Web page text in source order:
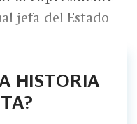
jefa del Estado
HISTORIA